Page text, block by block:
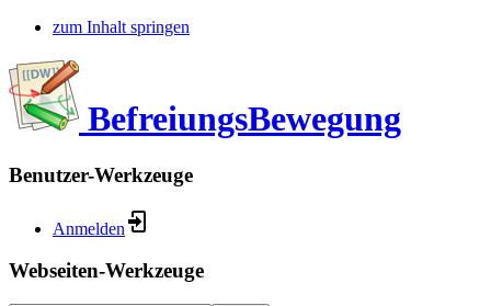
zum Inhalt springen
BefreiungsBewegung
Benutzer-Werkzeuge
Anmelden
Webseiten-Werkzeuge